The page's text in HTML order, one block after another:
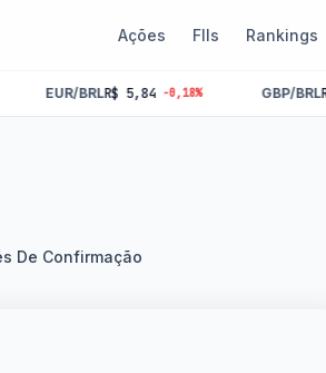
Ações FIIs Rankings
EUR/BRLR$ 5,84 -0,18% GBP/BRLR$ 6,81
De Confirmação